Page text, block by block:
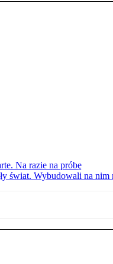
Na razie na próbę
świat. Wybudowali na nim